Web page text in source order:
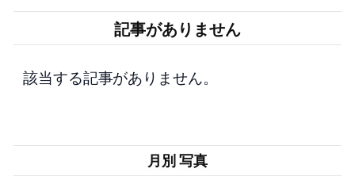
記事がありません
該当する記事がありません。
月別 写真